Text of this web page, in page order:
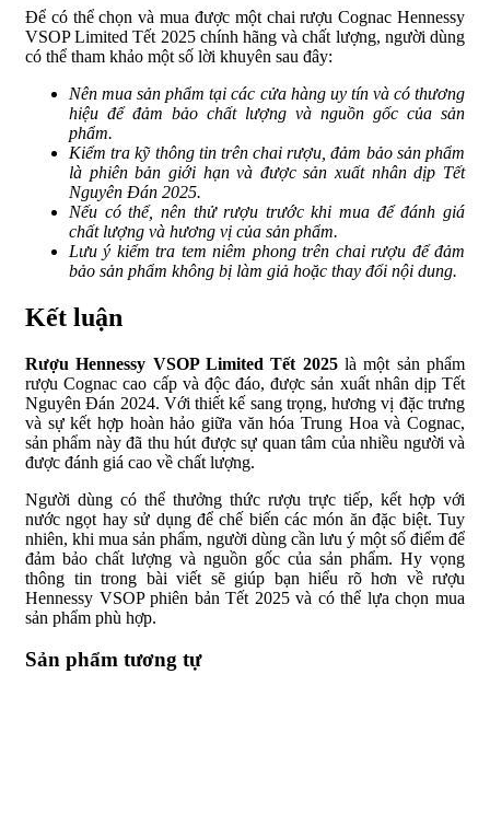
Để có thể chọn và mua được một chai rượu Cognac Hennessy
VSOP Limited Tết 2025 chính hãng và chất lượng, người dùng
có thể tham khảo một số lời khuyên sau đây:
Nên mua sản phẩm tại các cửa hàng uy tín và có thương
hiệu để đảm bảo chất lượng và nguồn gốc của sản
phẩm.
Kiểm tra kỹ thông tin trên chai rượu, đảm bảo sản phẩm
là phiên bản giới hạn và được sản xuất nhân dịp Tết
Nguyên Đán 2025.
Nếu có thể, nên thử rượu trước khi mua để đánh giá
chất lượng và hương vị của sản phẩm.
Lưu ý kiểm tra tem niêm phong trên chai rượu để đảm
bảo sản phẩm không bị làm giả hoặc thay đổi nội dung.
Kết luận
Rượu Hennessy VSOP Limited Tết 2025 là một sản phẩm
rượu Cognac cao cấp và độc đáo, được sản xuất nhân dịp Tết
Nguyên Đán 2024. Với thiết kế sang trọng, hương vị đặc trưng
và sự kết hợp hoàn hảo giữa văn hóa Trung Hoa và Cognac,
sản phẩm này đã thu hút được sự quan tâm của nhiều người và
được đánh giá cao về chất lượng.
Người dùng có thể thưởng thức rượu trực tiếp, kết hợp với
nước ngọt hay sử dụng để chế biến các món ăn đặc biệt. Tuy
nhiên, khi mua sản phẩm, người dùng cần lưu ý một số điểm để
đảm bảo chất lượng và nguồn gốc của sản phẩm. Hy vọng
thông tin trong bài viết sẽ giúp bạn hiểu rõ hơn về rượu
Hennessy VSOP phiên bản Tết 2025 và có thể lựa chọn mua
sản phẩm phù hợp.
Sản phẩm tương tự